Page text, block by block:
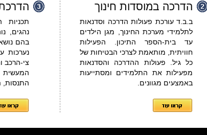
הדרכה במוסדות חינוך
ב.ב.ד עורכת פעולות הדרכה וסדנאות
לתלמידי מערכת החינוך, מגן הילדים
עד בית-הספר התיכון. הפעילות
חוויתית, מותאמת לצרכי הבטיחות של
כל גיל. פעולות ההדרכה והסדנאות
מפעילות את התלמידים ומסתייעות
באמצעים מגוונים.
נהגים,
בהם
נערכות
צי-הרכב
המעשית
התנסות,